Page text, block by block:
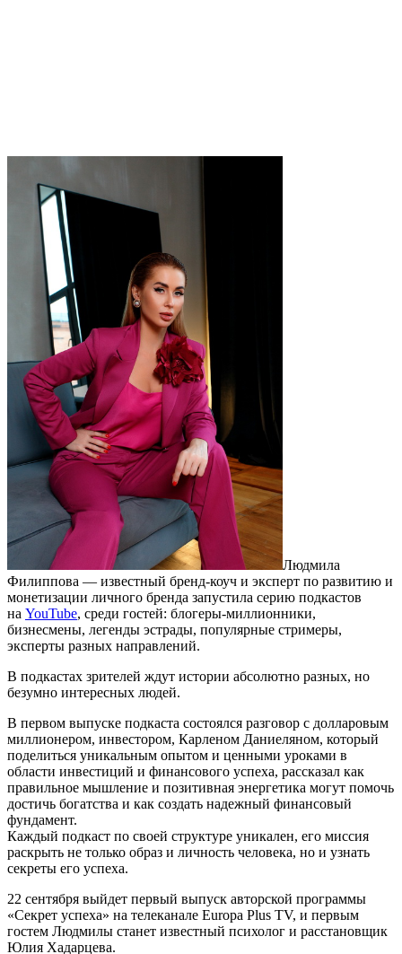
Людмила
Филиппова — известный бренд-коуч и эксперт по развитию и
монетизации личного бренда запустила серию подкастов
на YouTube, среди гостей: блогеры-миллионники,
бизнесмены, легенды эстрады, популярные стримеры,
эксперты разных направлений.
В подкастах зрителей ждут истории абсолютно разных, но
безумно интересных людей.
В первом выпуске подкаста состоялся разговор с долларовым
миллионером, инвестором, Карленом Даниеляном, который
поделиться уникальным опытом и ценными уроками в
области инвестиций и финансового успеха, рассказал как
правильное мышление и позитивная энергетика могут помочь
достичь богатства и как создать надежный финансовый
фундамент.
Каждый подкаст по своей структуре уникален, его миссия
раскрыть не только образ и личность человека, но и узнать
секреты его успеха.
22 сентября выйдет первый выпуск авторской программы
«Секрет успеха» на телеканале Europa Plus TV, и первым
гостем Людмилы станет известный психолог и расстановщик
Юлия Хадарцева.